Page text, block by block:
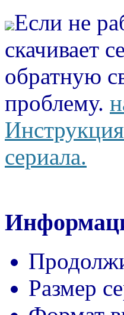
Если не
скачивает
обратную
проблему.
сериала.
Размер